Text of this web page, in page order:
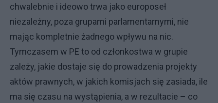
chwalebnie i ideowo trwa jako europoseł
niezależny, poza grupami parlamentarnymi, nie
mając kompletnie żadnego wpływu na nic.
Tymczasem w PE to od członkostwa w grupie
zależy, jakie dostaje się do prowadzenia projekty
aktów prawnych, w jakich komisjach się zasiada, ile
ma się czasu na wystąpienia, a w rezultacie – co